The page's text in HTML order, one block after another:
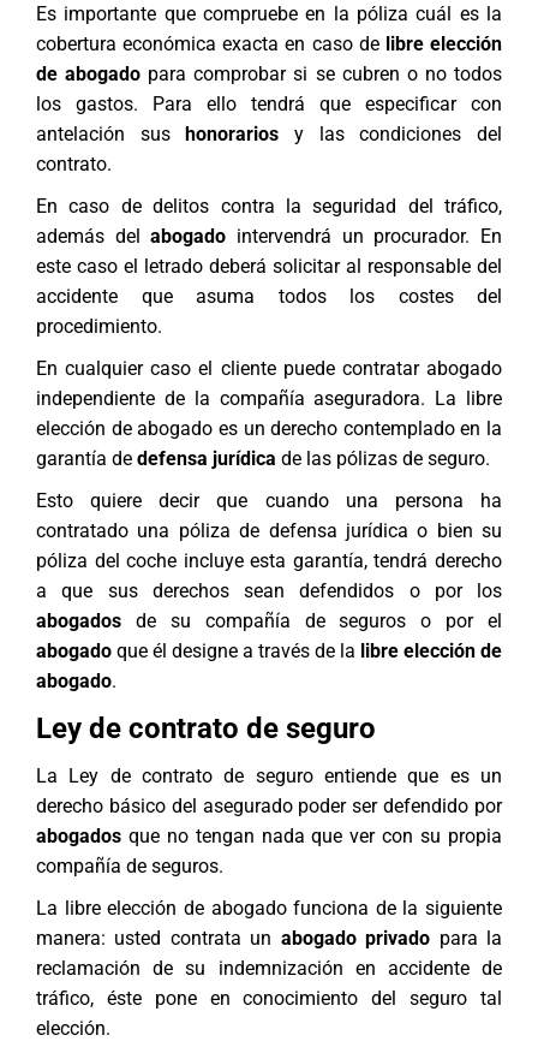
Es importante que compruebe en la póliza cuál es la
cobertura económica exacta en caso de libre elección
de abogado para comprobar si se cubren o no todos
los gastos. Para ello tendrá que especificar con
antelación sushonorarios y las condiciones del
contrato.
En caso dedelitos contra la seguridad del tráfico,
además delabogado intervendrá un procurador. En
este caso el letrado deberá solicitar al responsable del
accidente que asuma todos los costes del
procedimiento.
En cualquier caso el cliente puede contratar abogado
independiente de la compañía aseguradora. La libre
elección de abogado es un derecho contemplado en la
garantía de defensa jurídica de las pólizas de seguro.
Esto quiere decir que cuando una persona ha
contratado una póliza de defensa jurídica o bien su
póliza del coche incluye esta garantía, tendrá derecho
a que sus derechos sean defendidos o por los
abogados de su compañía de seguros o por el
abogado que él designe a través de la libre elección de
abogado.
Ley de contrato de seguro
La Ley de contrato de seguro entiende que es un
derecho básico del asegurado poder ser defendido por
abogados que no tengan nada que ver con su propia
compañía de seguros.
La libre elección de abogado funciona de la siguiente
manera: usted contrata un abogado privado para la
reclamación de su indemnización en accidente de
tráfico, éste pone en conocimiento del seguro tal
elección.